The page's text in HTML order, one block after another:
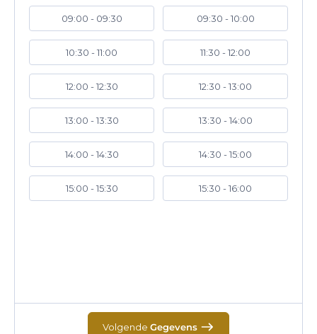
09:00 - 09:30 09:30 - 10:00
10:30 - 11:00 11:30 - 12:00
12:00 - 12:30 12:30 - 13:00
13:00 - 13:30 13:30 - 14:00
14:00 - 14:30 14:30 - 15:00
15:00 - 15:30 15:30 - 16:00
Volgende Gegevens